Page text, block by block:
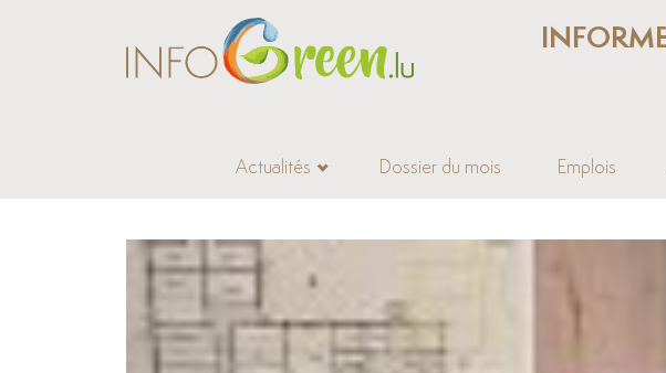
Actualités Dossier du mois Emplois